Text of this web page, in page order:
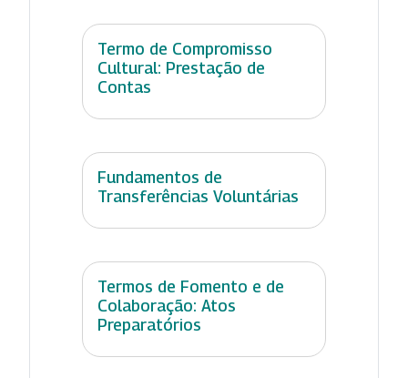
Termo de Compromisso
Cultural: Prestação de
Contas
Fundamentos de
Transferências Voluntárias
Termos de Fomento e de
Colaboração: Atos
Preparatórios